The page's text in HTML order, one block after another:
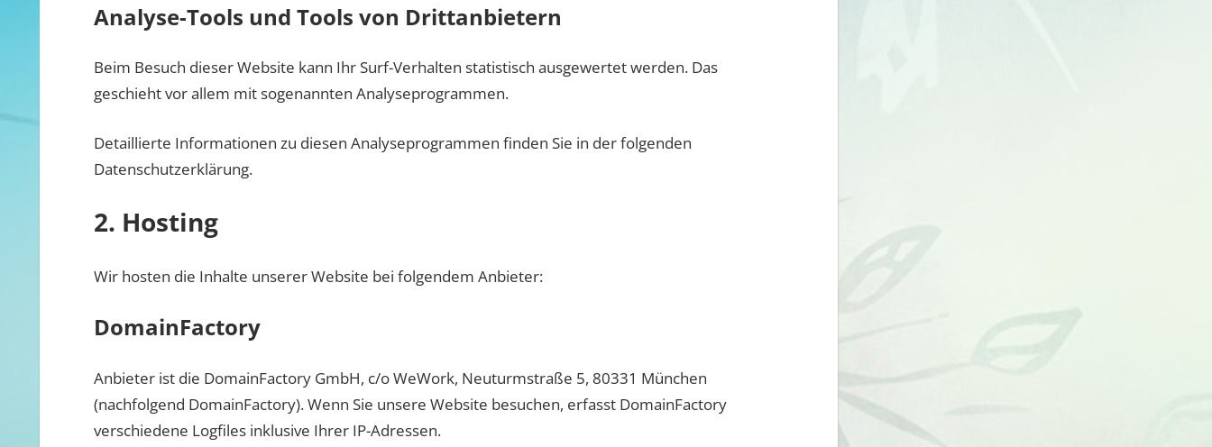
Analyse-Tools und Tools von Dritt­anbietern
Beim Besuch dieser Website kann Ihr Surf-Verhalten statistisch ausgewertet werden. Das
geschieht vor allem mit sogenannten Analyseprogrammen.
Detaillierte Informationen zu diesen Analyseprogrammen finden Sie in der folgenden
Datenschutzerklärung.
2. Hosting
Wir hosten die Inhalte unserer Website bei folgendem Anbieter:
DomainFactory
Anbieter ist die DomainFactory GmbH, c/o WeWork, Neuturmstraße 5, 80331 München
(nachfolgend DomainFactory). Wenn Sie unsere Website besuchen, erfasst DomainFactory
verschiedene Logfiles inklusive Ihrer IP-Adressen.